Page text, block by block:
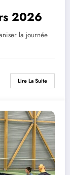
2026
la journée
Lire La Suite